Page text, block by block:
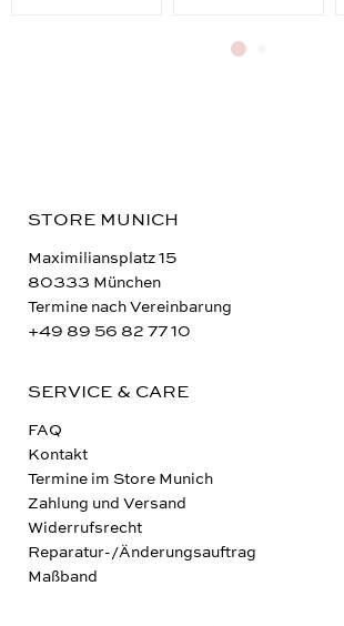
STORE MUNICH
Maximiliansplatz 15
80333 München
Termine nach Vereinbarung
+49 89 56 82 77 10
SERVICE & CARE
FAQ
Kontakt
Termine im Store Munich
Zahlung und Versand
Widerrufsrecht
Reparatur-/Änderungsauftrag
Maßband